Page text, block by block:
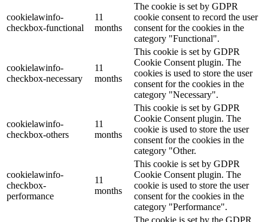
cookielawinfo-
checkbox-functional
11
months
The cookie is set by GDPR
cookie consent to record the user
consent for the cookies in the
category "Functional".
cookielawinfo-
checkbox-necessary
11
months
This cookie is set by GDPR
Cookie Consent plugin. The
cookies is used to store the user
consent for the cookies in the
category "Necessary".
cookielawinfo-
checkbox-others
11
months
This cookie is set by GDPR
Cookie Consent plugin. The
cookie is used to store the user
consent for the cookies in the
category "Other.
cookielawinfo-
checkbox-
performance
11
months
This cookie is set by GDPR
Cookie Consent plugin. The
cookie is used to store the user
consent for the cookies in the
category "Performance".